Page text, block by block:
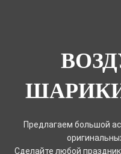
Предлагаем большой
Сделайте любой